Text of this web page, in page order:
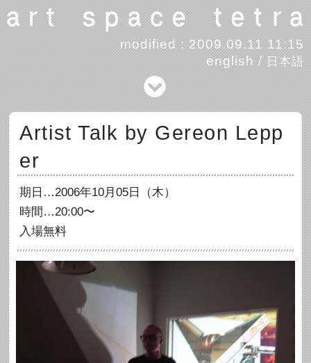
modified : 2009.09.11 11:15
english/日本語
Artist Talk by Gereon Lepp
er
期日…2006年10月05日（木）
時間…20:00〜
入場無料